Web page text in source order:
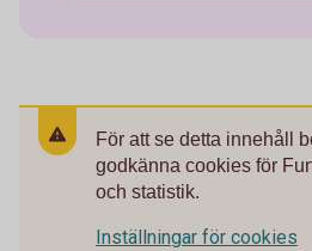
För att se detta innehåll
godkänna cookies för
och statistik.
Inställningar för cookies